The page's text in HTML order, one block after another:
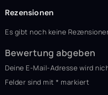
Rezensionen
Es gibt noch keine
Bewertung abgeben
Deine E-Mail-Adresse wird
Felder sind mit * markiert